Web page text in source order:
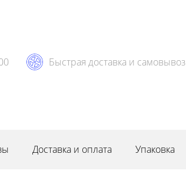
Быстрая доставка и самовывоз
Доставка и оплата Упаковка